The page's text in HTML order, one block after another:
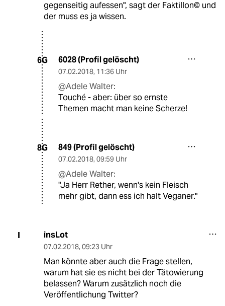
gegenseitig aufessen", sagt der Faktillon© und
der muss es ja wissen.
6G 6028 (Profil gelöscht)
07.02.2018, 11:36 Uhr
@Adele Walter:
Touché - aber: über so ernste
Themen macht man keine Scherze!
8G 849 (Profil gelöscht)
07.02.2018, 09:59 Uhr
@Adele Walter:
"Ja Herr Rether, wenn's kein Fleisch
mehr gibt, dann ess ich halt Veganer."
I insLot
07.02.2018, 09:23 Uhr
Man könnte aber auch die Frage stellen,
warum hat sie es nicht bei der Tätowierung
belassen? Warum zusätzlich noch die
Veröffentlichung Twitter?